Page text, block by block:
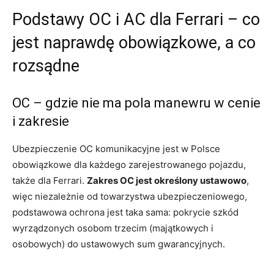
Podstawy OC i AC dla Ferrari – co
jest naprawdę obowiązkowe, a co
rozsądne
OC – gdzie nie ma pola manewru w cenie
i zakresie
Ubezpieczenie OC komunikacyjne jest w Polsce
obowiązkowe dla każdego zarejestrowanego pojazdu,
także dla Ferrari. Zakres OC jest określony ustawowo,
więc niezależnie od towarzystwa ubezpieczeniowego,
podstawowa ochrona jest taka sama: pokrycie szkód
wyrządzonych osobom trzecim (majątkowych i
osobowych) do ustawowych sum gwarancyjnych.